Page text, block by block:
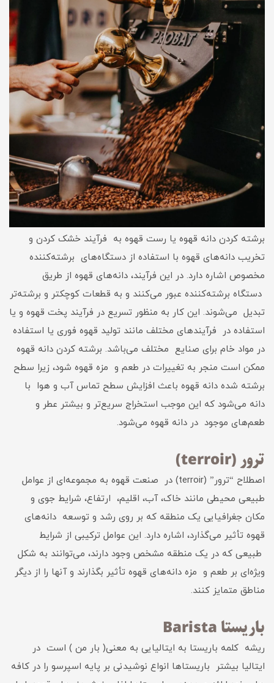
برشته کردن دانه قهوه یا رست قهوه به فرآیند خشک کردن و
تخریب دانه‌های قهوه با استفاده از دستگاه‌های برشته‌کننده
مخصوص اشاره دارد. در این فرآیند، دانه‌های قهوه از طریق
دستگاه برشته‌کننده عبور می‌کنند و به قطعات کوچکتر و برشته‌تر
تبدیل می‌شوند. این کار به منظور تسریع در فرآیند پخت قهوه و یا
استفاده در فرآیندهای مختلف مانند تولید قهوه‌ فوری یا استفاده
در مواد خام برای صنایع مختلف می‌باشد. برشته کردن دانه قهوه
ممکن است منجر به تغییرات در طعم و مزه قهوه شود، زیرا سطح
برشته شده دانه قهوه باعث افزایش سطح تماس آب و هوا با
دانه می‌شود که این موجب استخراج سریع‌تر و بیشتر عطر و
طعم‌های موجود در دانه قهوه می‌شود.
ترور (terroir)
اصطلاح “ترور” (terroir) در صنعت قهوه به مجموعه‌ای از عوامل
طبیعی محیطی مانند خاک، آب، اقلیم، ارتفاع، شرایط جوی و
مکان جغرافیایی یک منطقه که بر روی رشد و توسعه دانه‌های
قهوه تأثیر می‌گذارد، اشاره دارد. این عوامل ترکیبی از شرایط
طبیعی که در یک منطقه مشخص وجود دارند، می‌توانند به شکل
ویژه‌ای بر طعم و مزه دانه‌های قهوه تأثیر بگذارند و آنها را از دیگر
مناطق متمایز کنند.
باریستا Barista
ریشه کلمه باریستا به ایتالیایی به معنی( بار من ) است در
ایتالیا بیشتر باریستاها انواع نوشیدنی بر پایه اسپرسو را در کافه